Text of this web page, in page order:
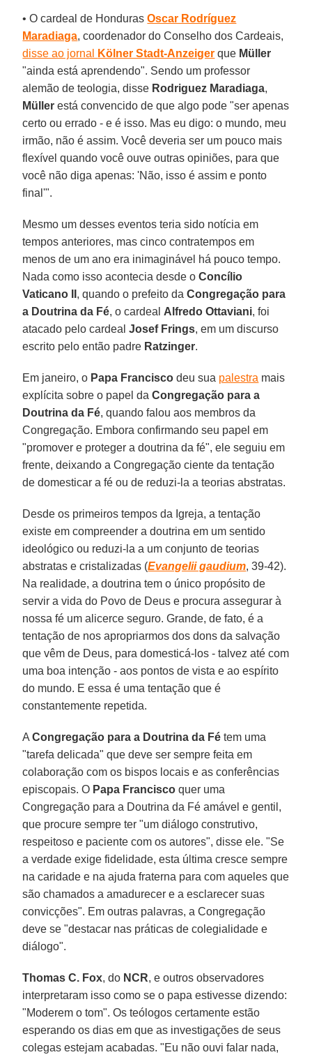
• O cardeal de HondurasOscar Rodríguez
Maradiaga, coordenador do Conselho dos Cardeais,
disse ao jornal
Kölner Stadt-Anzeiger que Müller
"ainda está aprendendo". Sendo um professor
alemão de teologia, disse Rodriguez Maradiaga,
Müller está convencido de que algo pode "ser apenas
certo ou errado - e é isso. Mas eu digo: o mundo, meu
irmão, não é assim. Você deveria ser um pouco mais
flexível quando você ouve outras opiniões, para que
você não diga apenas: 'Não, isso é assim e ponto
final'".
Mesmo um desses eventos teria sido notícia em
tempos anteriores, mas cinco contratempos em
menos de um ano era inimaginável há pouco tempo.
Nada como isso acontecia desde oConcílio
Vaticano II , quando o prefeito daCongregação para
a Doutrina da Fé, o cardeal Alfredo Ottaviani, foi
atacado pelo cardealJosef Frings, em um discurso
escrito pelo então padre Ratzinger.
Em janeiro, o Papa Francisco deu sua palestra mais
explícita sobre o papel daCongregação para a
Doutrina da Fé, quando falou aos membros da
Congregação. Embora confirmando seu papel em
"promover e proteger a doutrina da fé", ele seguiu em
frente, deixando a Congregação ciente da tentação
de domesticar a fé ou de reduzi-la a teorias abstratas.
Desde os primeiros tempos da Igreja, a tentação
existe em compreender a doutrina em um sentido
ideológico ou reduzi-la a um conjunto de teorias
abstratas e cristalizadas (Evangelii gaudium, 39-42).
Na realidade, a doutrina tem o único propósito de
servir a vida do Povo de Deus e procura assegurar à
nossa fé um alicerce seguro. Grande, de fato, é a
tentação de nos apropriarmos dos dons da salvação
que vêm de Deus, para domesticá-los - talvez até com
uma boa intenção - aos pontos de vista e ao espírito
do mundo. E essa é uma tentação que é
constantemente repetida.
ACongregação para a Doutrina da Fé tem uma
"tarefa delicada" que deve ser sempre feita em
colaboração com os bispos locais e as conferências
episcopais. O Papa Francisco quer uma
Congregação para a Doutrina da Fé amável e gentil,
que procure sempre ter "um diálogo construtivo,
respeitoso e paciente com os autores", disse ele. "Se
a verdade exige fidelidade, esta última cresce sempre
na caridade e na ajuda fraterna para com aqueles que
são chamados a amadurecer e a esclarecer suas
convicções". Em outras palavras, a Congregação
deve se "destacar nas práticas de colegialidade e
diálogo".
Thomas C. Fox, do NCR, e outros observadores
interpretaram isso como se o papa estivesse dizendo:
"Moderem o tom". Os teólogos certamente estão
esperando os dias em que as investigações de seus
colegas estejam acabadas. "Eu não ouvi falar nada,